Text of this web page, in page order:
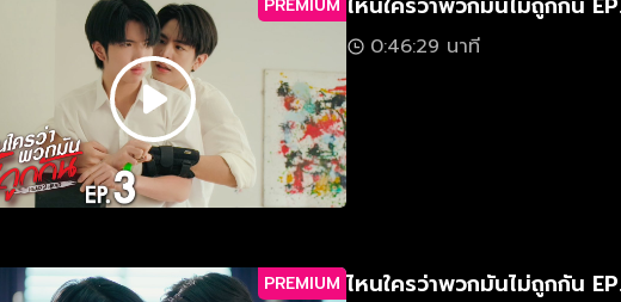
PREMIUM
0:46:29 นาที
PREMIUM ไหนใครว่าพวกมันไม่ถูกกัน